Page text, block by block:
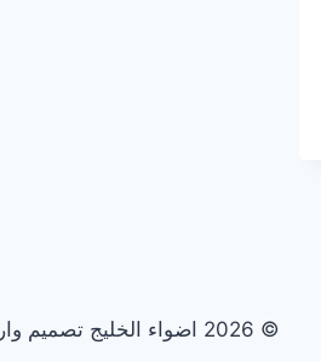
© 2026 اضواء الخليج تصميم وارشفة تيفاجو